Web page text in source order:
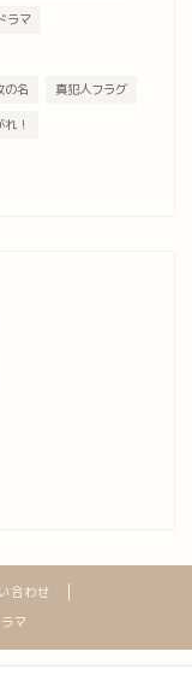
ラマ
の名 真犯人フラグ
！
合わせ
マ